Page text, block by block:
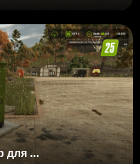
Автоматический резервуар для воды для теплиц и животных